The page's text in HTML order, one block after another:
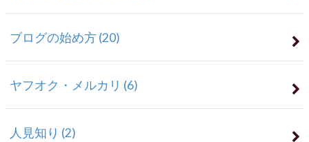
ブログの始め方(20)
ヤフオク・メルカリ (6)
人見知り (2)